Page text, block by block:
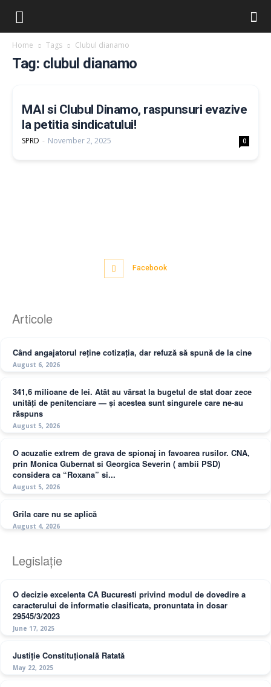
Home Tags Clubul dianamo
Tag: clubul dianamo
MAI si Clubul Dinamo, raspunsuri evazive
la petitia sindicatului!
SPRD - November 2, 2025 0
Facebook
Articole
Când angajatorul reține cotizația, dar refuză să spună de la cine
August 6, 2026
341,6 milioane de lei. Atât au vărsat la bugetul de stat doar zece
unități de penitenciare — și acestea sunt singurele care ne-au
răspuns
August 5, 2026
O acuzatie extrem de grava de spionaj in favoarea rusilor. CNA,
prin Monica Gubernat si Georgica Severin ( ambii PSD)
considera ca “Roxana” si...
August 5, 2026
Grila care nu se aplică
August 4, 2026
Legislație
O decizie excelenta CA Bucuresti privind modul de dovedire a
caracterului de informatie clasificata, pronuntata in dosar
29545/3/2023
June 17, 2025
Justiție Constituțională Ratată
May 22, 2025